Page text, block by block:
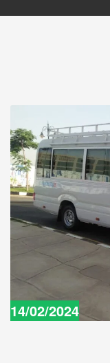
14/02/2024